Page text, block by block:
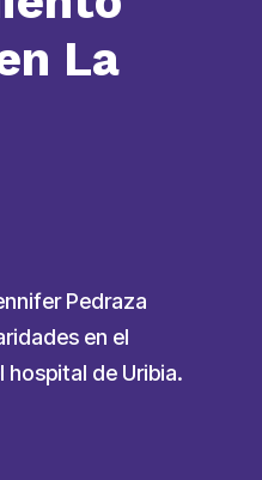
La
Pedraza
en el
hospital de Uribia.